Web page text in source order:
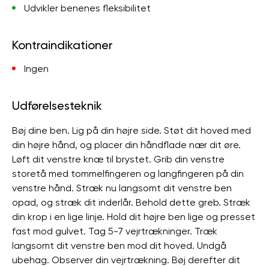
Udvikler benenes fleksibilitet
Kontraindikationer
Ingen
Udførelsesteknik
Bøj dine ben. Lig på din højre side. Støt dit hoved med
din højre hånd, og placer din håndflade nær dit øre.
Løft dit venstre knæ til brystet. Grib din venstre
storetå med tommelfingeren og langfingeren på din
venstre hånd. Stræk nu langsomt dit venstre ben
opad, og stræk dit inderlår. Behold dette greb. Stræk
din krop i en lige linje. Hold dit højre ben lige og presset
fast mod gulvet. Tag 5-7 vejrtrækninger. Træk
langsomt dit venstre ben mod dit hoved. Undgå
ubehag. Observer din vejrtrækning. Bøj derefter dit